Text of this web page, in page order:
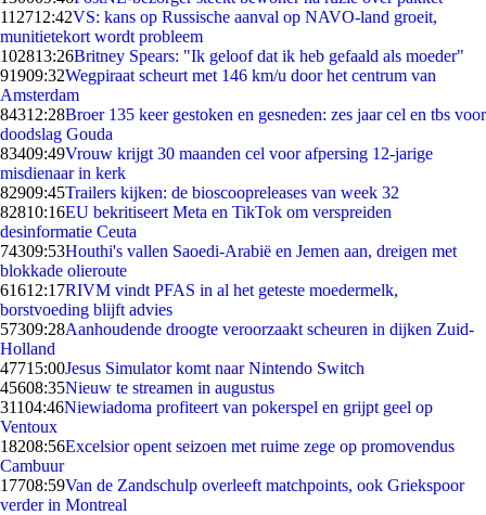
112712:42VS: kans op Russische aanval op NAVO-land groeit,
munitietekort wordt probleem
102813:26Britney Spears: "Ik geloof dat ik heb gefaald als moeder"
91909:32Wegpiraat scheurt met 146 km/u door het centrum van
Amsterdam
84312:28Broer 135 keer gestoken en gesneden: zes jaar cel en tbs voor
doodslag Gouda
83409:49Vrouw krijgt 30 maanden cel voor afpersing 12-jarige
misdienaar in kerk
82909:45Trailers kijken: de bioscoopreleases van week 32
82810:16EU bekritiseert Meta en TikTok om verspreiden
desinformatie Ceuta
74309:53Houthi's vallen Saoedi-Arabië en Jemen aan, dreigen met
blokkade olieroute
61612:17RIVM vindt PFAS in al het geteste moedermelk,
borstvoeding blijft advies
57309:28Aanhoudende droogte veroorzaakt scheuren in dijken Zuid-
Holland
47715:00Jesus Simulator komt naar Nintendo Switch
45608:35Nieuw te streamen in augustus
31104:46Niewiadoma profiteert van pokerspel en grijpt geel op
Ventoux
18208:56Excelsior opent seizoen met ruime zege op promovendus
Cambuur
17708:59Van de Zandschulp overleeft matchpoints, ook Griekspoor
verder in Montreal